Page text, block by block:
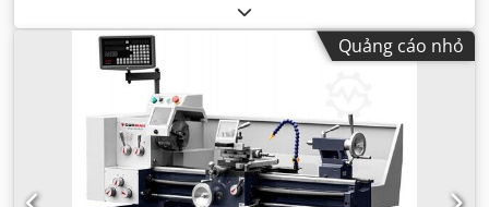
Quảng cáo nhỏ